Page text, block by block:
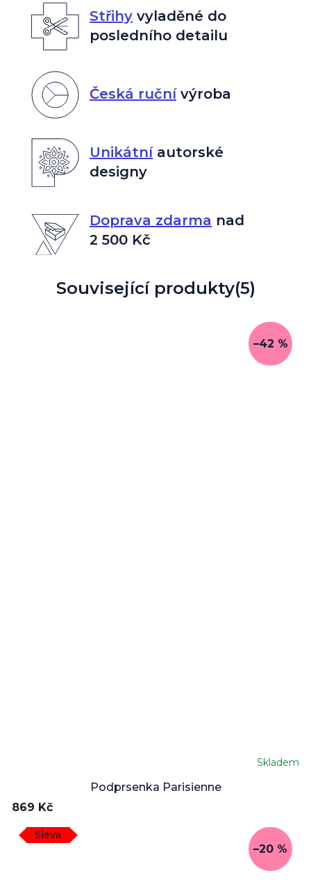
Střihyvyladěné do
posledního detailu
Česká ručnívýroba
Unikátníautorské
designy
Doprava zdarma nad
2 500 Kč
Související produkty(5)
–42 %
Podprsenka Parisienne
Skladem
869 Kč
Sleva
–20 %